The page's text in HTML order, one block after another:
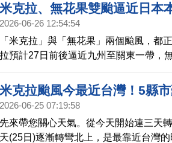
19縣市發布豪雨與大雨特報。
米克拉、無花果雙颱逼近日本
2026-06-26 12:54:54
「米克拉」與「無花果」兩個颱風，都
拉預計27日前後逼近九州至關東一帶，
平洋一側登陸。加上受停滯的梅雨鋒面
本都將出現暴雨。關東甲信地區26日起
米克拉颱風今最近台灣！5縣
2026-06-25 07:19:58
先來帶您關心天氣。從今天開始連三天
天(25日)逐漸轉彎北上，是最靠近台灣